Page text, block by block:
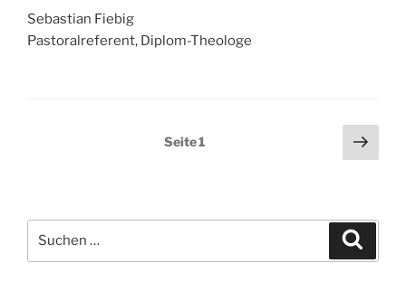
Sebastian Fiebig
Pastoralreferent, Diplom-Theologe
Seitennummerierung
Seite1
nach: